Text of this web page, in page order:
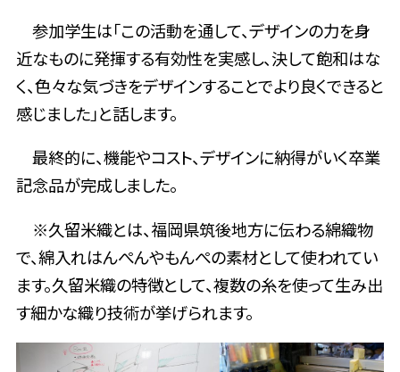
参加学生は「この活動を通して、デザインの力を身
近なものに発揮する有効性を実感し、決して飽和はな
く、色々な気づきをデザインすることでより良くできると
感じました」と話します。
最終的に、機能やコスト、デザインに納得がいく卒業
記念品が完成しました。
※久留米織とは、福岡県筑後地方に伝わる綿織物
で、綿入れはんぺんやもんぺの素材として使われてい
ます。久留米織の特徴として、複数の糸を使って生み出
す細かな織り技術が挙げられます。